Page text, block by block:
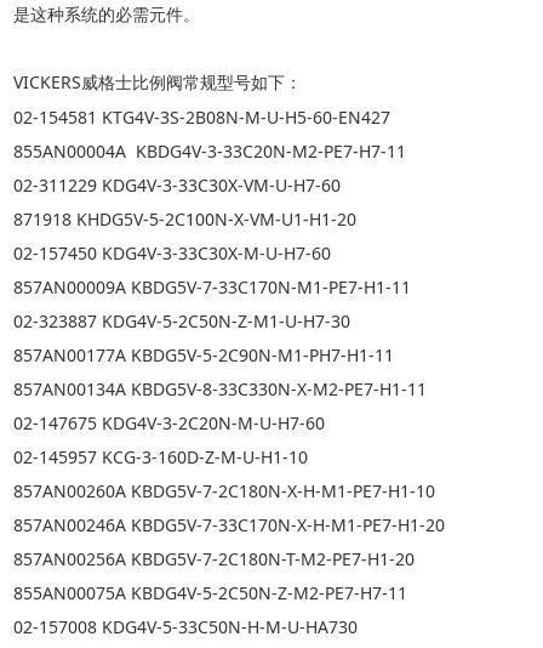
是这种系统的必需元件。
VICKERS威格士比例阀常规型号如下：
02-154581 KTG4V-3S-2B08N-M-U-H5-60-EN427
855AN00004A KBDG4V-3-33C20N-M2-PE7-H7-11
02-311229 KDG4V-3-33C30X-VM-U-H7-60
871918 KHDG5V-5-2C100N-X-VM-U1-H1-20
02-157450 KDG4V-3-33C30X-M-U-H7-60
857AN00009A KBDG5V-7-33C170N-M1-PE7-H1-11
02-323887 KDG4V-5-2C50N-Z-M1-U-H7-30
857AN00177A KBDG5V-5-2C90N-M1-PH7-H1-11
857AN00134A KBDG5V-8-33C330N-X-M2-PE7-H1-11
02-147675 KDG4V-3-2C20N-M-U-H7-60
02-145957 KCG-3-160D-Z-M-U-H1-10
857AN00260A KBDG5V-7-2C180N-X-H-M1-PE7-H1-10
857AN00246A KBDG5V-7-33C170N-X-H-M1-PE7-H1-20
857AN00256A KBDG5V-7-2C180N-T-M2-PE7-H1-20
855AN00075A KBDG4V-5-2C50N-Z-M2-PE7-H7-11
02-157008 KDG4V-5-33C50N-H-M-U-HA730